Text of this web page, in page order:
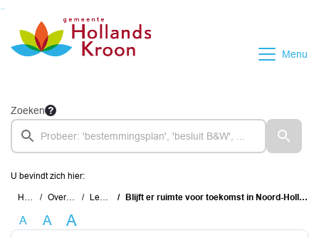
Ga naar de inhoud van deze pagina
Menu
Zoeken
U bevindt zich hier:
Home Overzichten Leestafel Blijft er ruimte voor toekomst in Noord-Holland boven Amsterdam?
A A A